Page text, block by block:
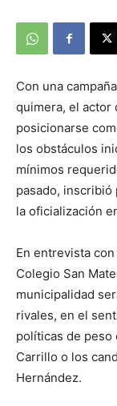
Con una
quimera, el actor
posicionarse
los obstáculos
mínimos
pasado, inscribió
la oficialización
En entrevista
Colegio San
municipalidad
rivales, en el
políticas de peso
Carrillo o los
Hernández.